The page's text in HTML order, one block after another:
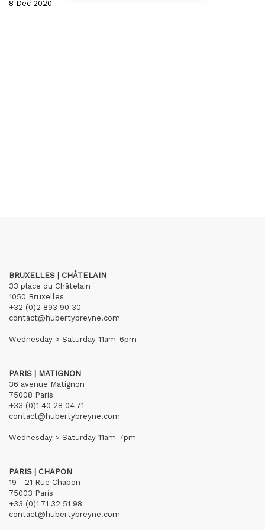
8 Dec 2020
BRUXELLES | CHÂTELAIN
33 place du Châtelain
1050 Bruxelles
+32 (0)2 893 90 30
contact@hubertybreyne.com
Wednesday > Saturday 11am-6pm
PARIS | MATIGNON
36 avenue Matignon
75008 Paris
+33 (0)1 40 28 04 71
contact@hubertybreyne.com
Wednesday > Saturday 11am-7pm
PARIS | CHAPON
19 - 21 Rue Chapon
75003 Paris
+33 (0)1 71 32 51 98
contact@hubertybreyne.com